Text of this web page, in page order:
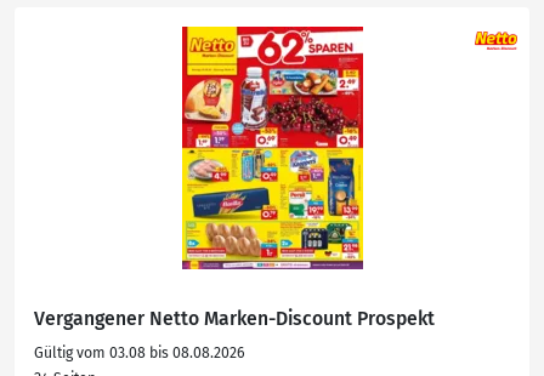
Vergangener Netto Marken-Discount Prospekt
Gültig vom 03.08 bis 08.08.2026